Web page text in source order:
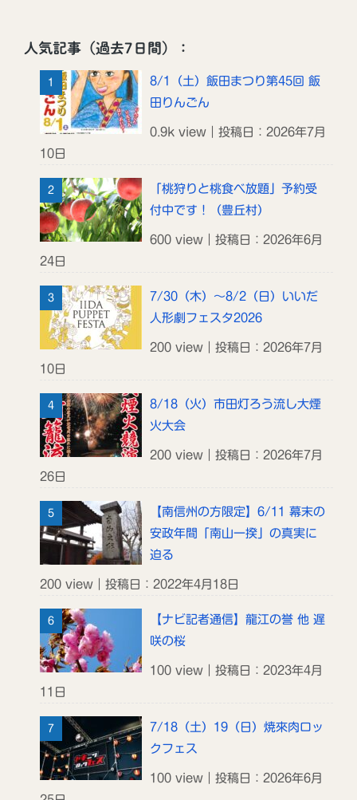
人気記事（過去7日間）：
8/1（土）飯田まつり第45回 飯
田りんごん
0.9k view｜投稿日：2026年7月
10日
「桃狩りと桃食べ放題」予約受
付中です！（豊丘村）
600 view｜投稿日：2026年6月
24日
7/30（木）～8/2（日）いいだ
人形劇フェスタ2026
200 view｜投稿日：2026年7月
10日
8/18（火）市田灯ろう流し大煙
火大会
200 view｜投稿日：2026年7月
26日
【南信州の方限定】6/11 幕末の
安政年間「南山一揆」の真実に
迫る
200 view｜投稿日：2022年4月18日
【ナビ記者通信】龍江の誉 他 遅
咲の桜
100 view｜投稿日：2023年4月
11日
7/18（土）19（日）焼來肉ロッ
クフェス
100 view｜投稿日：2026年6月